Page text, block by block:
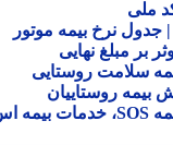
اعلام شد | جدول نرخ بیمه موتور
مبلغ نهایی
روستایی
بیمه اس او اس چیست؟ | معرفی کامل بیمه SOS، خدمات بیمه اس